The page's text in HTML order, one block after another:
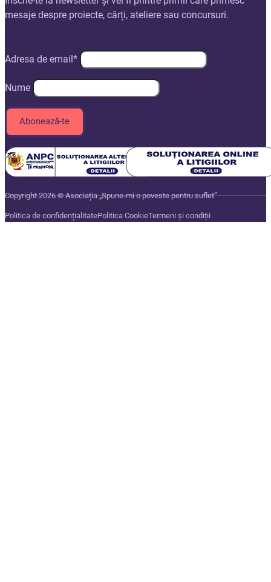
mesaje despre proiecte, cărți, ateliere sau concursuri.
Adresa de email*
Nume
Copyright 2026 © Asociația „Spune-mi o poveste pentru suflet”
Politica de confidențialitatePolitica CookieTermeni și condiții